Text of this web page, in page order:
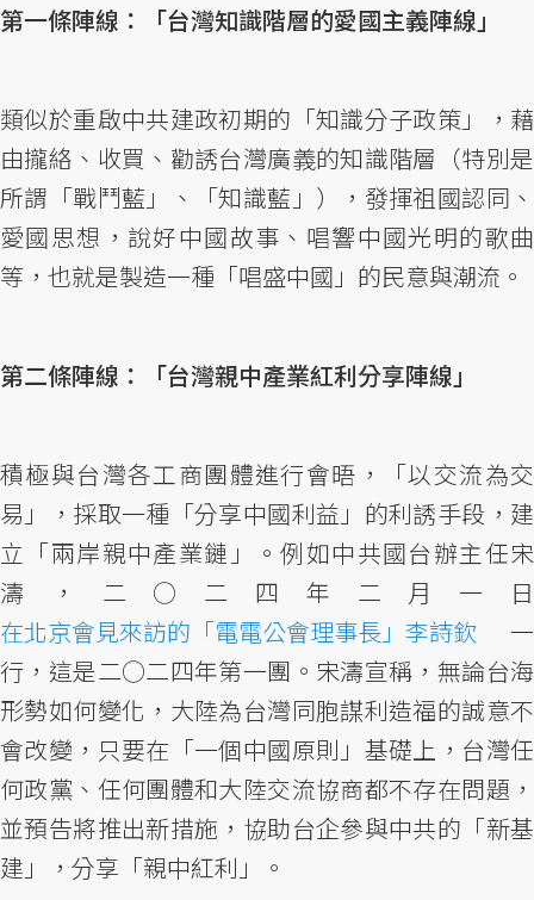
第一條陣線：「台灣知識階層的愛國主義陣線」
類似於重啟中共建政初期的「知識分子政策」，藉
由攏絡、收買、勸誘台灣廣義的知識階層（特別是
所謂「戰鬥藍」、「知識藍」），發揮祖國認同、
愛國思想，說好中國故事、唱響中國光明的歌曲
等，也就是製造一種「唱盛中國」的民意與潮流。
第二條陣線：「台灣親中產業紅利分享陣線」
積極與台灣各工商團體進行會晤，「以交流為交
易」，採取一種「分享中國利益」的利誘手段，建
立「兩岸親中產業鏈」。例如中共國台辦主任宋
濤，二○二四年二月一日
在北京會見來訪的「電電公會理事長」李詩欽 一
行，這是二○二四年第一團。宋濤宣稱，無論台海
形勢如何變化，大陸為台灣同胞謀利造福的誠意不
會改變，只要在「一個中國原則」基礎上，台灣任
何政黨、任何團體和大陸交流協商都不存在問題，
並預告將推出新措施，協助台企參與中共的「新基
建」，分享「親中紅利」。